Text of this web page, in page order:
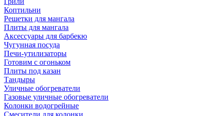
Коптильни
Решетки для мангала
Плиты для мангала
Аксессуары для барбекю
Чугунная посуда
Печи-утилизаторы
Готовим с огоньком
Плиты под казан
Тандыры
Уличные обогреватели
Газовые уличные обогреватели
Колонки водогрейные
Смесители для колонки